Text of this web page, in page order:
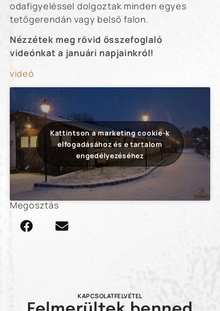
odafigyeléssel dolgoztak minden egyes
tetőgerendán vagy belső falon.
Nézzétek meg rövid összefoglaló
videónkat a januári napjainkról!
videó
Kattintson a marketing cookie-k
elfogadásához és e tartalom
engedélyezéséhez
Megosztás
KAPCSOLATFELVÉTEL